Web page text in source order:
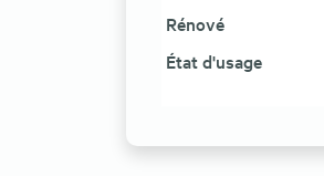
Rénové
État d'usage